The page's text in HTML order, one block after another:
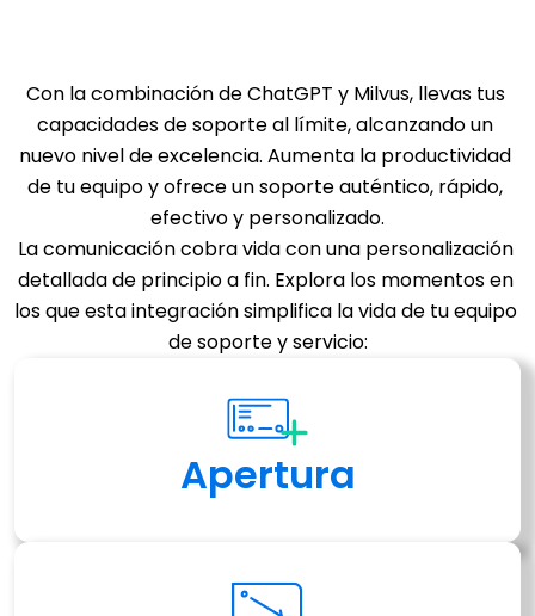
Con la combinación de ChatGPT y Milvus, llevas tus
capacidades de soporte al límite, alcanzando un
nuevo nivel de excelencia. Aumenta la productividad
de tu equipo y ofrece un soporte auténtico, rápido,
efectivo y personalizado.
La comunicación cobra vida con una personalización
detallada de principio a fin. Explora los momentos en
los que esta integración simplifica la vida de tu equipo
de soporte y servicio:
Apertura